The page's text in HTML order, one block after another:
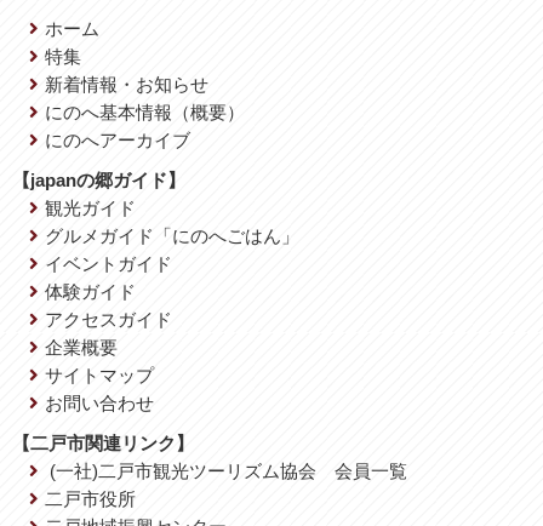
ホーム
特集
新着情報・お知らせ
にのへ基本情報（概要）
にのへアーカイブ
【japanの郷ガイド】
観光ガイド
グルメガイド「にのへごはん」
イベントガイド
体験ガイド
アクセスガイド
企業概要
サイトマップ
お問い合わせ
【二戸市関連リンク】
(一社)二戸市観光ツーリズム協会 会員一覧
二戸市役所